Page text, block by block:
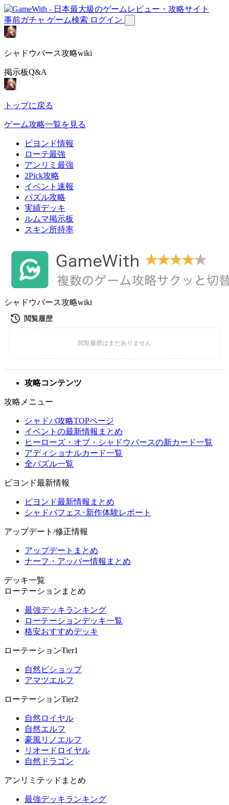
事前ガチャ ゲーム検索 ログイン
シャドウバース攻略wiki
掲示板Q&A
トップに戻る
ゲーム攻略一覧を見る
ビヨンド情報
ローテ最強
アンリミ最強
2Pick攻略
イベント速報
パズル攻略
実績デッキ
ルムマ掲示板
スキン所持率
シャドウバース攻略wiki
攻略コンテンツ
攻略メニュー
シャドバ攻略TOPページ
イベントの最新情報まとめ
ヒーローズ・オブ・シャドウバースの新カード一覧
アディショナルカード一覧
全パズル一覧
ビヨンド最新情報
ビヨンド最新情報まとめ
シャドバフェス･新作体験レポート
アップデート/修正情報
アップデートまとめ
ナーフ・アッパー情報まとめ
デッキ一覧
ローテーションまとめ
最強デッキランキング
ローテーションデッキ一覧
格安おすすめデッキ
ローテーションTier1
自然ビショップ
アマツエルフ
ローテーションTier2
自然ロイヤル
自然エルフ
豪風リノエルフ
リオードロイヤル
自然ドラゴン
アンリミテッドまとめ
最強デッキランキング